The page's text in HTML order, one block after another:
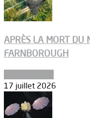
APRÈS LA MORT DU
FARNBOROUGH
17 juillet 2026